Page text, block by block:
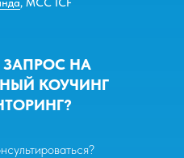
ЗАПРОС НА
КОУЧИНГ